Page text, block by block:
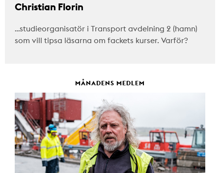
Christian Florin
…studieorganisatör i Transport avdelning 2 (hamn)
som vill tipsa läsarna om fackets kurser. Varför?
MÅNADENS MEDLEM